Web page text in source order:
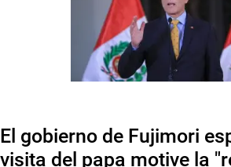
El gobierno de Fujimori
visita del papa motive la